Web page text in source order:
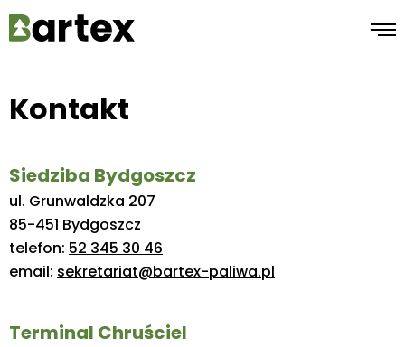
Kontakt
Siedziba Bydgoszcz
ul. Grunwaldzka 207
85-451 Bydgoszcz
telefon: 52 345 30 46
email: sekretariat@bartex-paliwa.pl
Terminal Chruściel